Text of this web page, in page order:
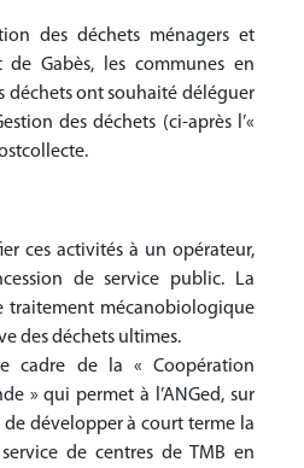
des déchets ménagers et
de Gabès, les communes en
déchets ont souhaité déléguer
des déchets (ci-après l’«
ces activités à un opérateur,
de service public. La
traitement mécanobiologique
des déchets ultimes.
cadre de la « Coopération
» qui permet à l’ANGed, sur
développer à court terme la
de centres de TMB en